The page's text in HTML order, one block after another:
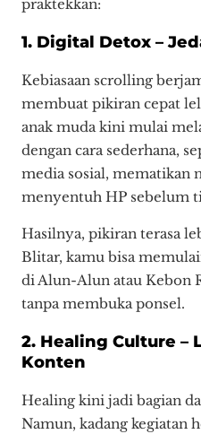
praktekkan:
1. Digital Detox –
Kebiasaan scrolling
membuat pikiran cepat
anak muda kini mulai
dengan cara sederhana,
media sosial, mematikan
menyentuh HP sebelum
Hasilnya, pikiran terasa
Blitar, kamu bisa
di Alun-Alun atau Kebon
tanpa membuka ponsel.
2. Healing Culture –
Konten
Healing kini jadi bagian
Namun, kadang kegiatan